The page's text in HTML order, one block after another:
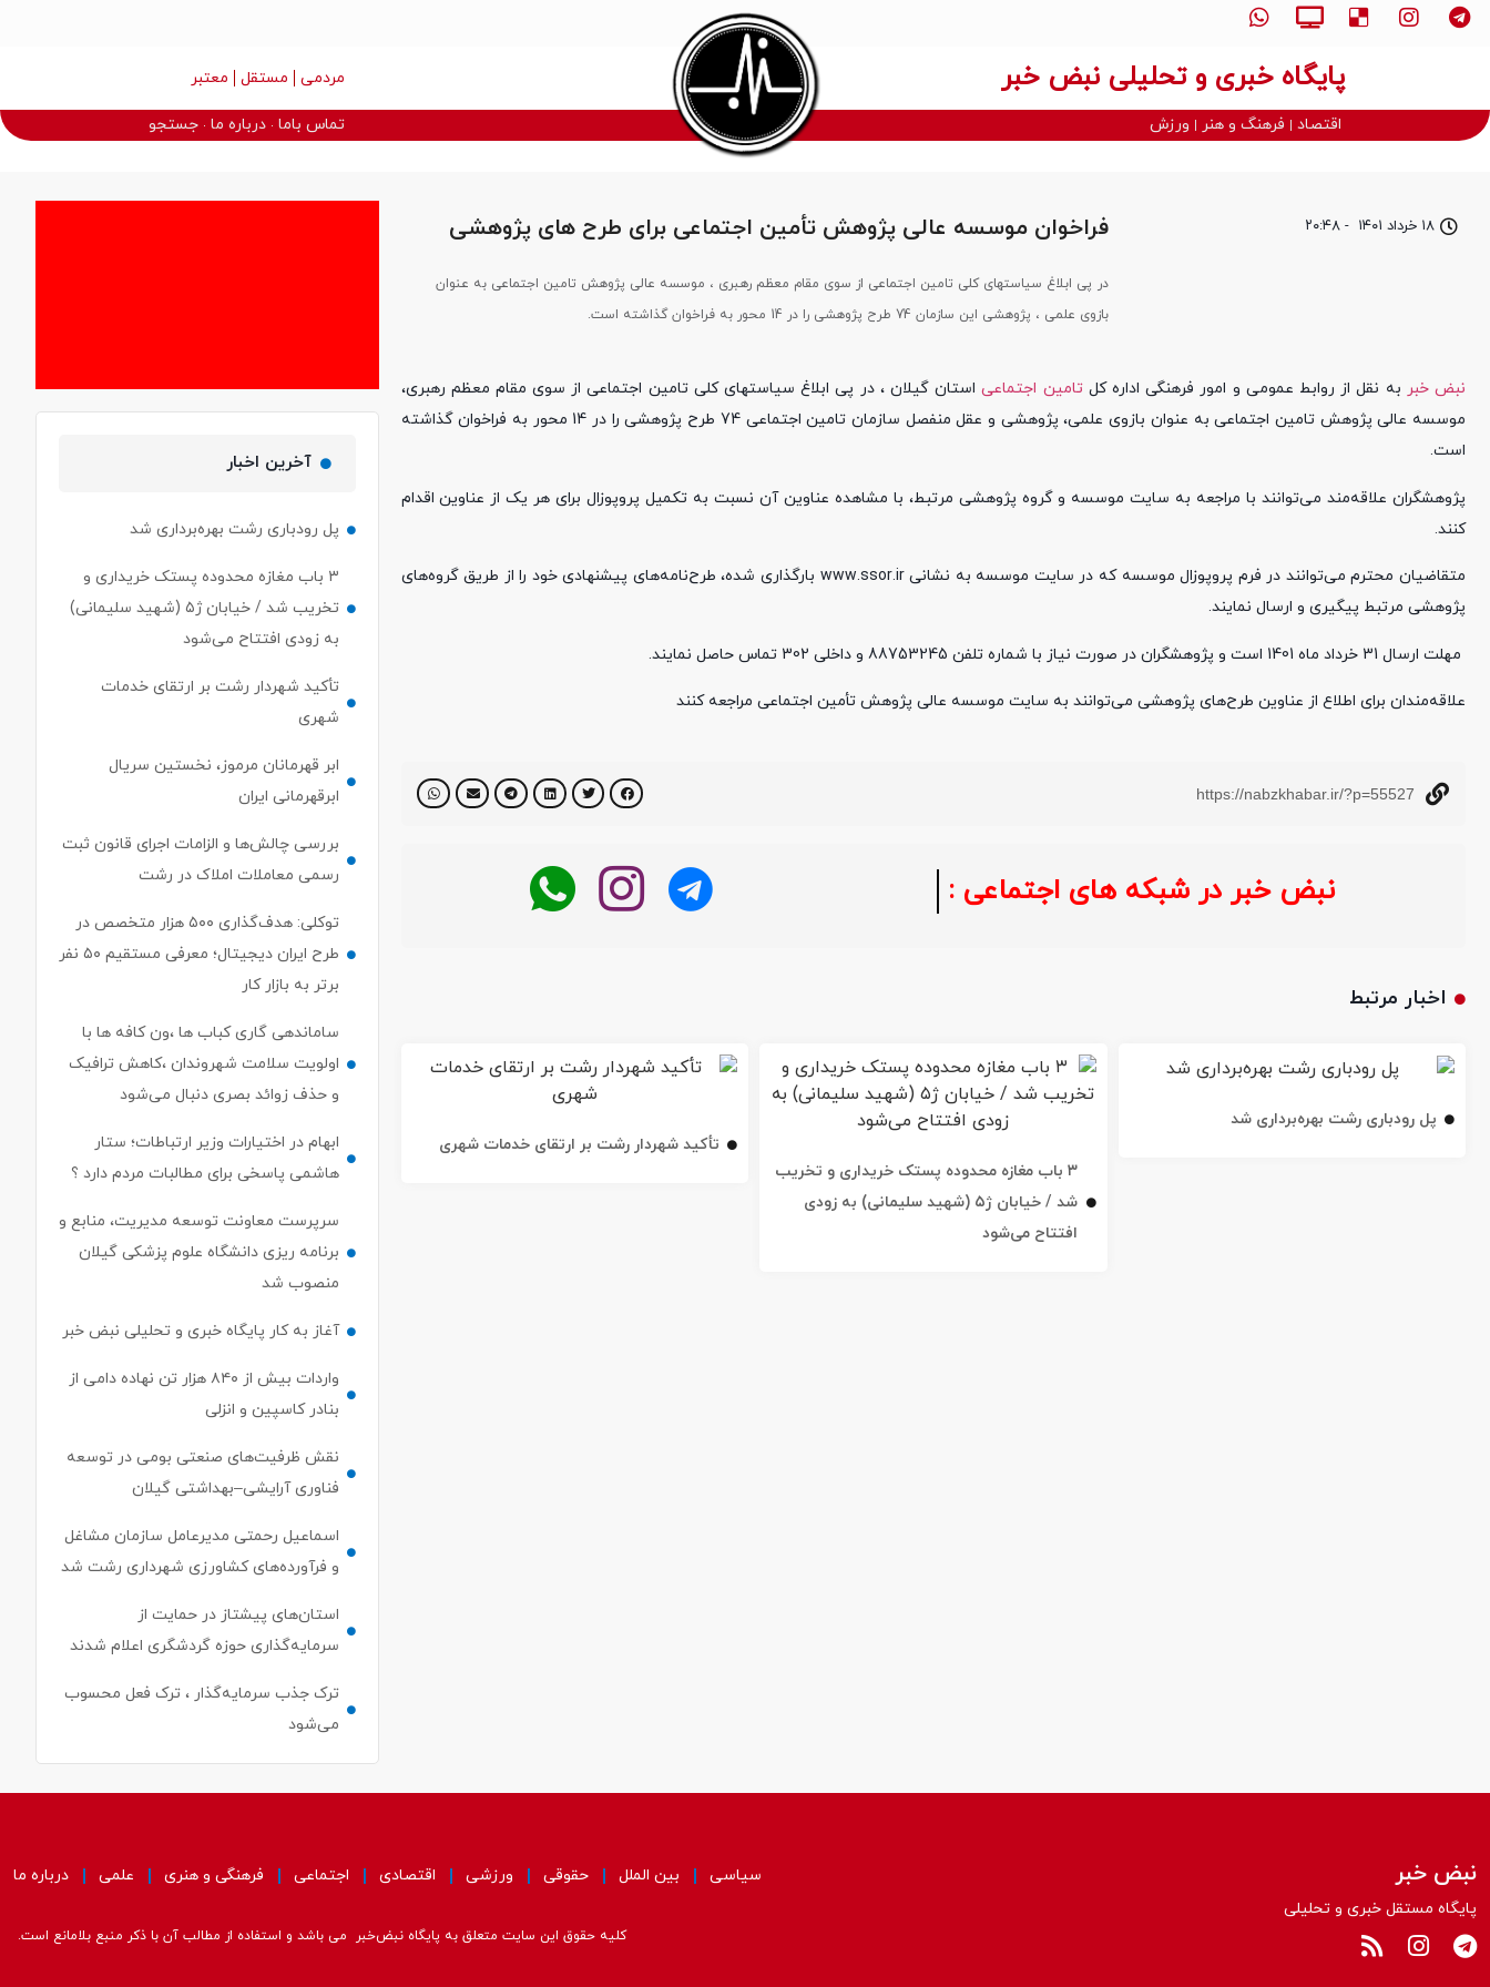
پایگاه خبری و تحلیلی نبض خبر مردمی مستقل معتبر
اقتصاد فرهنگ و هنر ورزش تماس باما درباره ما جستجو
۱۸ خرداد ۱۴۰۱ - ۲۰:۴۸ فراخوان موسسه عالی پژوهش تأمین اجتماعی برای طرح های پژوهشی
در پی ابلاغ سیاستهای کلی تامین اجتماعی از سوی مقام معظم رهبری ، موسسه عالی پژوهش تامین اجتماعی به عنوان
بازوی علمی ، پژوهشی این سازمان 74 طرح پژوهشی را در 14 محور به فراخوان گذاشته است.
نبض خبر به نقل از روابط عمومی و امور فرهنگی اداره کلتامین اجتماعیاستان گیلان ، در پی ابلاغ سیاستهای کلی تامین اجتماعی از سوی مقام معظم رهبری،
موسسه عالی پژوهش تامین اجتماعی به عنوان بازوی علمی، پژوهشی و عقل منفصل سازمان تامین اجتماعی 74 طرح پژوهشی را در 14 محور به فراخوان گذاشته
است.
پژوهشگران علاقه‌مند می‌توانند با مراجعه به سایت موسسه و گروه پژوهشی مرتبط، با مشاهده عناوین آن نسبت به تکمیل پروپوزال برای هر یک از عناوین اقدام
کنند.
متقاضیان محترم می‌توانند در فرم پروپوزال موسسه که در سایت موسسه به نشانی www.ssor.ir بارگذاری شده، طرح‌نامه‌های پیشنهادی خود را از طریق گروه‌های
پژوهشی مرتبط پیگیری و ارسال نمایند.
مهلت ارسال 31 خرداد ماه 1401 است و پژوهشگران در صورت نیاز با شماره تلفن 88753245 و داخلی 302 تماس حاصل نمایند.
علاقه‌مندان برای اطلاع از عناوین طرح‌های پژوهشی می‌توانند به سایت موسسه عالی پژوهش تأمین اجتماعی مراجعه کنند
https://nabzkhabar.ir/?p=55527
نبض خبر در شبکه های اجتماعی : خبر فوری
اخبار مرتبط
پل رودباری رشت بهره‌برداری شد
۳ باب مغازه محدوده پستک خریداری و تخریب
شد / خیابان ژ۵ (شهید سلیمانی) به زودی
افتتاح می‌شود
تأکید شهردار رشت بر ارتقای خدمات شهری
آخرین اخبار
پل رودباری رشت بهره‌برداری شد
۳ باب مغازه محدوده پستک خریداری و
تخریب شد / خیابان ژ۵ (شهید سلیمانی)
به زودی افتتاح می‌شود
تأکید شهردار رشت بر ارتقای خدمات
شهری
ابر قهرمانان مرموز، نخستین سریال
ابرقهرمانی ایران
بررسی چالش‌ها و الزامات اجرای قانون ثبت
رسمی معاملات املاک در رشت
توکلی: هدف‌گذاری ۵۰۰ هزار متخصص در
طرح ایران دیجیتال؛ معرفی مستقیم ۵۰ نفر
برتر به بازار کار
ساماندهی گاری کباب ها ،ون کافه ها با
اولویت سلامت شهروندان ،کاهش ترافیک
و حذف زوائد بصری دنبال می‌شود
ابهام در اختیارات وزیر ارتباطات؛ ستار
هاشمی پاسخی برای مطالبات مردم دارد ؟
سرپرست معاونت توسعه مدیریت، منابع و
برنامه ریزی دانشگاه علوم پزشکی گیلان
منصوب شد
آغاز به کار پایگاه خبری و تحلیلی نبض خبر
واردات بیش از ۸۴۰ هزار تن نهاده دامی از
بنادر كاسپین و انزلی
نقش ظرفیت‌های صنعتی بومی در توسعه
فناوری آرایشی–بهداشتی گیلان
اسماعیل رحمتی مدیرعامل سازمان مشاغل
و فرآورده‌های کشاورزی شهرداری رشت شد
استان‌های پیشتاز در حمایت از
سرمایه‌گذاری حوزه گردشگری اعلام شدند
ترک جذب سرمایه‌گذار ، ترک فعل محسوب
می‌شود
نبض خبر
پایگاه مستقل خبری و تحلیلی
سیاسی بین الملل حقوقی ورزشی اقتصادی اجتماعی فرهنگی و هنری علمی درباره ما
کلیه حقوق این سایت متعلق به پایگاه نبض‌خبر می باشد و استفاده از مطالب آن با ذکر منبع بلامانع است.